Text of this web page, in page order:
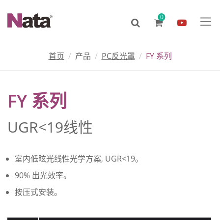
0
首页 产品 PC反光罩 FY 系列
FY 系列
UGR<19线性
室内低眩光线性光学方案, UGR<19。
90% 出光效率。
按压式安装。